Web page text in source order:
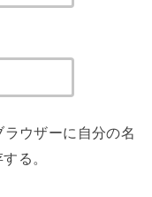
ウザーに自分の名
る。